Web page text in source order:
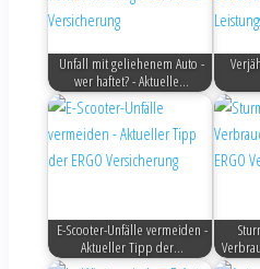
Unfall mit geliehenem Auto -
wer haftet? - Aktuelle…
E-Scooter-Unfälle vermeiden -
Aktueller Tipp der…